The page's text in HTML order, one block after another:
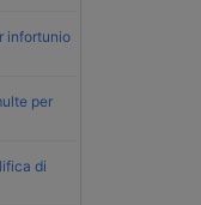
infortunio
per
di